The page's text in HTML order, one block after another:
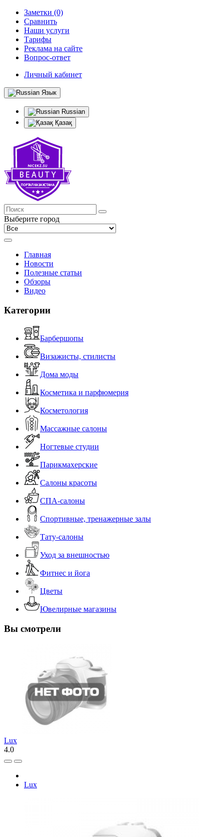
Заметки (0)
Сравнить
Наши услуги
Тарифы
Реклама на сайте
Вопрос-ответ
Личный кабинет
Язык
Russian
Қазақ
Выберите город
Главная
Новости
Полезные статьи
Обзоры
Видео
Категории
Барбершопы
Визажисты, стилисты
Дома моды
Косметика и парфюмерия
Косметология
Массажные салоны
Ногтевые студии
Парикмахерские
Салоны красоты
СПА-салоны
Спортивные, тренажерные залы
Тату-салоны
Уход за внешностью
Фитнес и йога
Цветы
Ювелирные магазины
Вы смотрели
Lux
4.0
Lux